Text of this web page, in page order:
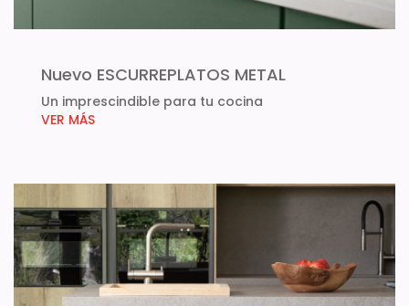
Nuevo ESCURREPLATOS METAL
Un imprescindible para tu cocina
VER MÁS